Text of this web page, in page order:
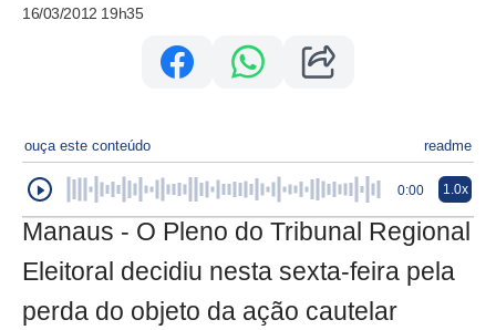
16/03/2012 19h35
ouça este conteúdo readme
0:00 1.0x
Manaus - O Pleno do Tribunal Regional
Eleitoral decidiu nesta sexta-feira pela
perda do objeto da ação cautelar